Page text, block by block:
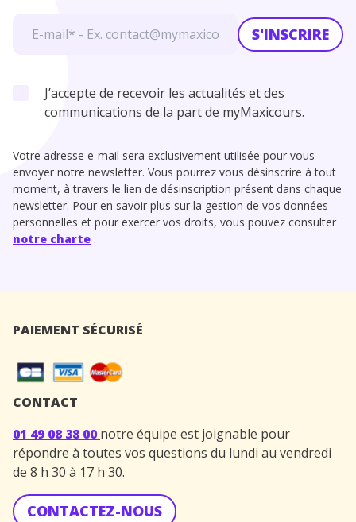
S'INSCRIRE
J’accepte de recevoir les actualités et des
communications de la part de myMaxicours.
Votre adresse e-mail sera exclusivement utilisée pour vous
envoyer notre newsletter. Vous pourrez vous désinscrire à tout
moment, à travers le lien de désinscription présent dans chaque
newsletter. Pour en savoir plus sur la gestion de vos données
personnelles et pour exercer vos droits, vous pouvez consulter
notre charte .
PAIEMENT SÉCURISÉ
CONTACT
01 49 08 38 00 notre équipe est joignable pour
répondre à toutes vos questions du lundi au vendredi
de 8 h 30 à 17 h 30.
CONTACTEZ-NOUS